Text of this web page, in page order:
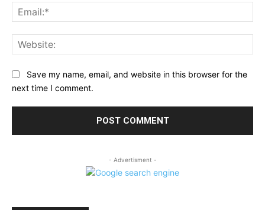
Save my name, email, and website in this browser for the
next time I comment.
- Advertisment -